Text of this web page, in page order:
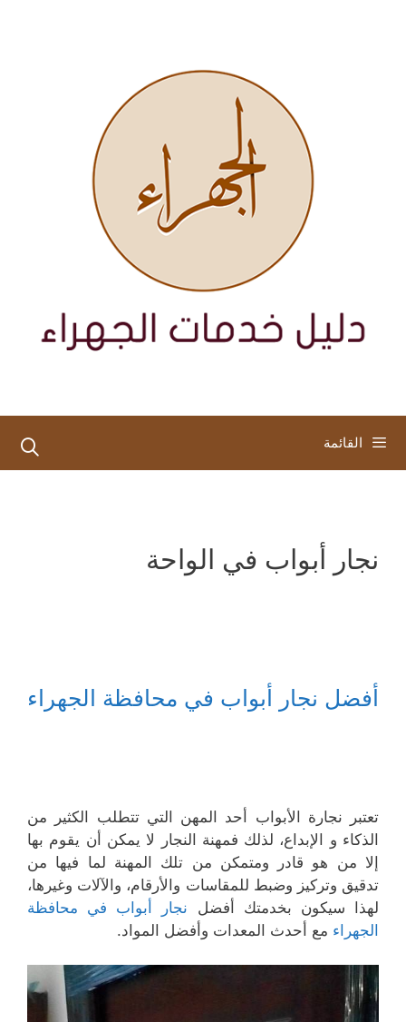
القائمة
نجار أبواب في الواحة
أفضل نجار أبواب في محافظة الجهراء
تعتبر نجارة الأبواب أحد المهن التي تتطلب الكثير من
الذكاء و الإبداع، لذلك فمهنة النجار لا يمكن أن يقوم بها
إلا من هو قادر ومتمكن من تلك المهنة لما فيها من
تدقيق وتركيز وضبط للمقاسات والأرقام، والآلات وغيرها،
لهذا سيكون بخدمتك أفضل نجار أبواب في محافظة
الجهراء مع أحدث المعدات وأفضل المواد.